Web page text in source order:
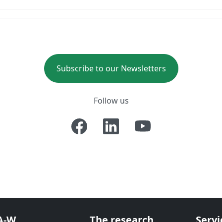
Subscribe to our Newsletters
Follow us